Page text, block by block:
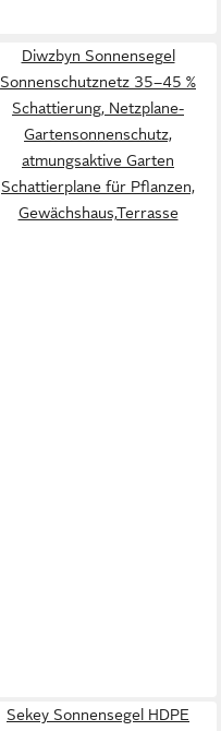
Diwzbyn Sonnensegel
Sonnenschutznetz 35–45 %
Schattierung, Netzplane-
Gartensonnenschutz,
atmungsaktive Garten
Schattierplane für Pflanzen,
Gewächshaus,Terrasse
Sekey Sonnensegel HDPE